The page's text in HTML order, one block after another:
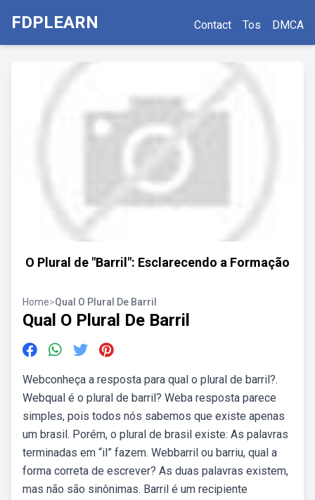
FDPLEARN Contact Tos DMCA
O Plural de "Barril": Esclarecendo a Formação
Home>Qual O Plural De Barril
Qual O Plural De Barril
Webconheça a resposta para qual o plural de barril?.
Webqual é o plural de barril? Weba resposta parece
simples, pois todos nós sabemos que existe apenas
um brasil. Porém, o plural de brasil existe: As palavras
terminadas em “il” fazem. Webbarril ou barriu, qual a
forma correta de escrever? As duas palavras existem,
mas não são sinônimas. Barril é um recipiente